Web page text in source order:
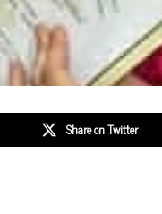
Share on Twitter